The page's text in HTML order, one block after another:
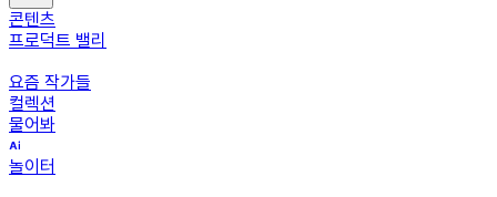
콘텐츠
프로덕트 밸리
요즘 작가들
컬렉션
물어봐
놀이터